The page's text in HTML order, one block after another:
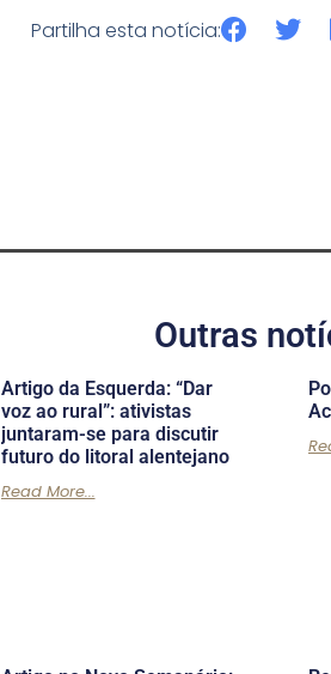
Partilha esta notícia:
Outras
Artigo da Esquerda: “Dar
voz ao rural”: ativistas
juntaram-se para discutir
futuro do litoral alentejano
Read More...